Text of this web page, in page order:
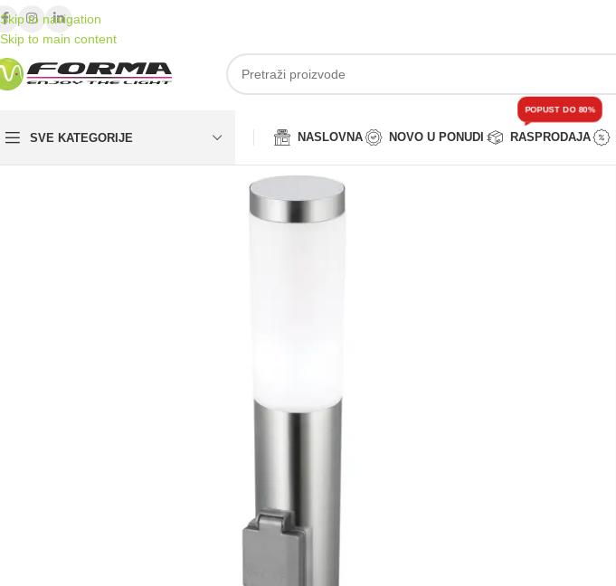
Skip to navigation
Skip to main content
SVE KATEGORIJE NASLOVNA NOVO U PONUDI RASPRODAJA
POPUST DO 80%